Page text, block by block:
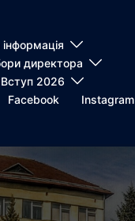
інформація
директора
Вступ 2026
Facebook Instagram